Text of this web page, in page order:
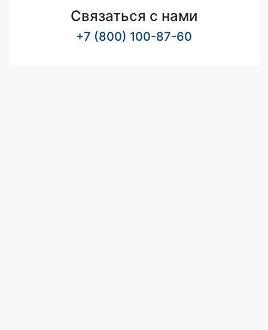
Связаться с нами
+7 (800) 100-87-60